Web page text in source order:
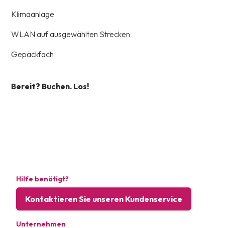
Klimaanlage
WLAN auf ausgewählten Strecken
Gepäckfach
Bereit? Buchen. Los!
Hilfe benötigt?
Kontaktieren Sie unseren Kundenservice
Unternehmen